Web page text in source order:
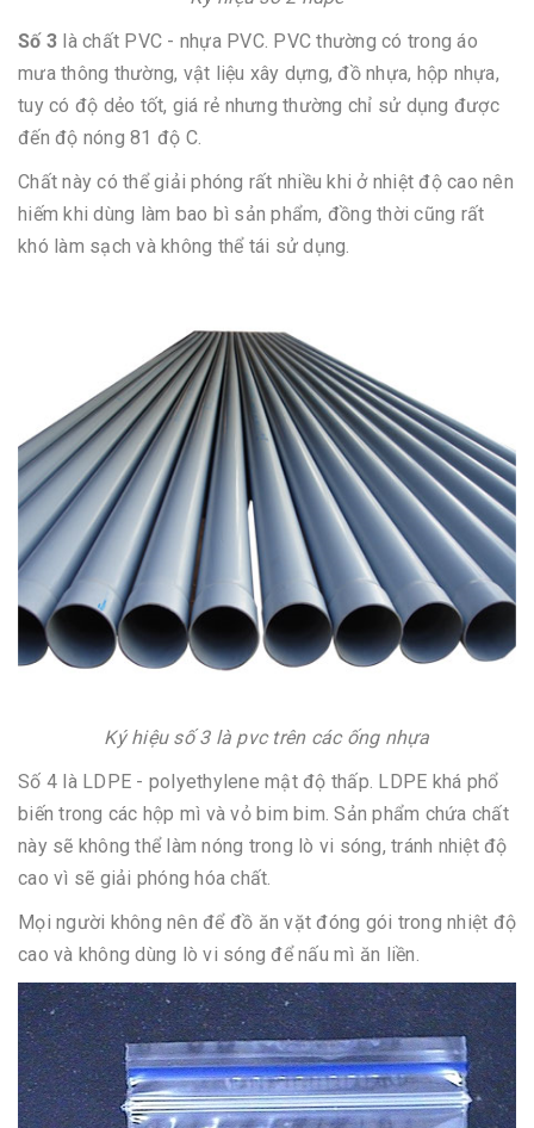
Số 3 là chất PVC - nhựa PVC. PVC thường có trong áo
mưa thông thường, vật liệu xây dựng, đồ nhựa, hộp nhựa,
tuy có độ dẻo tốt, giá rẻ nhưng thường chỉ sử dụng được
đến độ nóng 81 độ C.
Chất này có thể giải phóng rất nhiều khi ở nhiệt độ cao nên
hiếm khi dùng làm bao bì sản phẩm, đồng thời cũng rất
khó làm sạch và không thể tái sử dụng.
Ký hiệu số 3 là pvc trên các ống nhựa
Số 4 là LDPE - polyethylene mật độ thấp. LDPE khá phổ
biến trong các hộp mì và vỏ bim bim. Sản phẩm chứa chất
này sẽ không thể làm nóng trong lò vi sóng, tránh nhiệt độ
cao vì sẽ giải phóng hóa chất.
Mọi người không nên để đồ ăn vặt đóng gói trong nhiệt độ
cao và không dùng lò vi sóng để nấu mì ăn liền.